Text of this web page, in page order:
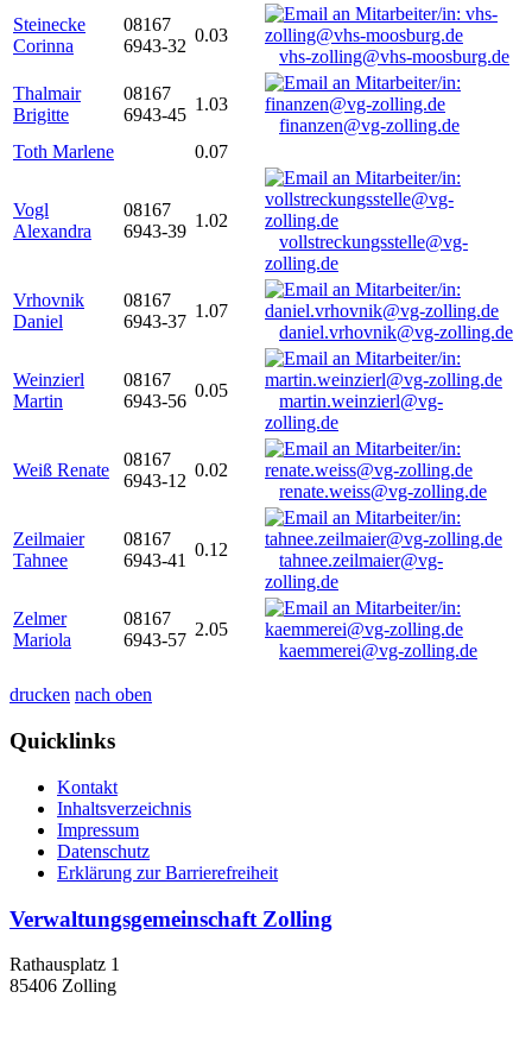
Steinecke
Corinna
08167
6943-32
0.03
vhs-zolling@vhs-moosburg.de
Thalmair
Brigitte
08167
6943-45
1.03
finanzen@vg-zolling.de
Toth Marlene
0.07
Vogl
Alexandra
08167
6943-39
1.02
vollstreckungsstelle@vg-
zolling.de
Vrhovnik
Daniel
08167
6943-37
1.07
daniel.vrhovnik@vg-zolling.de
Weinzierl
Martin
08167
6943-56
0.05
martin.weinzierl@vg-
zolling.de
Weiß Renate
08167
6943-12
0.02
renate.weiss@vg-zolling.de
Zeilmaier
Tahnee
08167
6943-41
0.12
tahnee.zeilmaier@vg-
zolling.de
Zelmer
Mariola
08167
6943-57
2.05
kaemmerei@vg-zolling.de
drucken nach oben
Quicklinks
Kontakt
Inhaltsverzeichnis
Impressum
Datenschutz
Erklärung zur Barrierefreiheit
Verwaltungsgemeinschaft Zolling
Rathausplatz 1
85406 Zolling